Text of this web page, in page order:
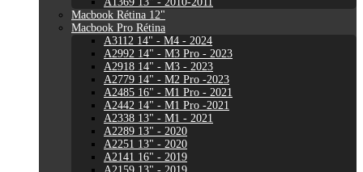
Macbook Rétina 12"
Macbook Pro Rétina
A3112 14" - M4 - 2024
A2992 14" - M3 Pro - 2023
A2918 14" - M3 - 2023
A2779 14" - M2 Pro -2023
A2485 16" - M1 Pro - 2021
A2442 14" - M1 Pro -2021
A2338 13" - M1 - 2021
A2289 13" - 2020
A2251 13" - 2020
A2141 16" - 2019